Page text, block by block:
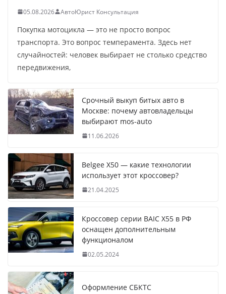
05.08.2026 АвтоЮрист Консультация
Покупка мотоцикла — это не просто вопрос
транспорта. Это вопрос темперамента. Здесь нет
случайностей: человек выбирает не столько средство
передвижения,
Срочный выкуп битых авто в
Москве: почему автовладельцы
выбирают mos-auto
11.06.2026
Belgee X50 — какие технологии
использует этот кроссовер?
21.04.2025
Кроссовер серии BAIC X55 в РФ
оснащен дополнительным
функционалом
02.05.2024
Оформление СБКТС